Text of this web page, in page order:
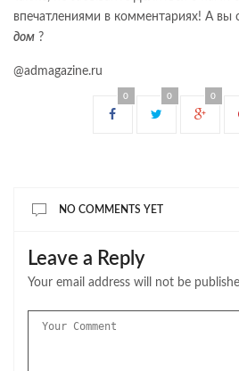
впечатлениями в комментариях! А вы
дом ?
@admagazine.ru
0 0 0
NO COMMENTS YET
Leave a Reply
Your email address will not be